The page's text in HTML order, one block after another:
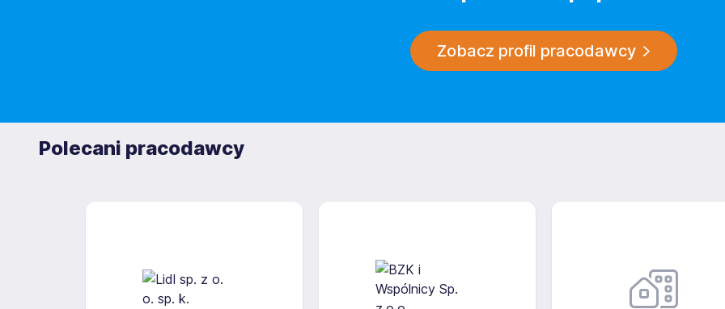
Zobacz profil pracodawcy
Polecani pracodawcy